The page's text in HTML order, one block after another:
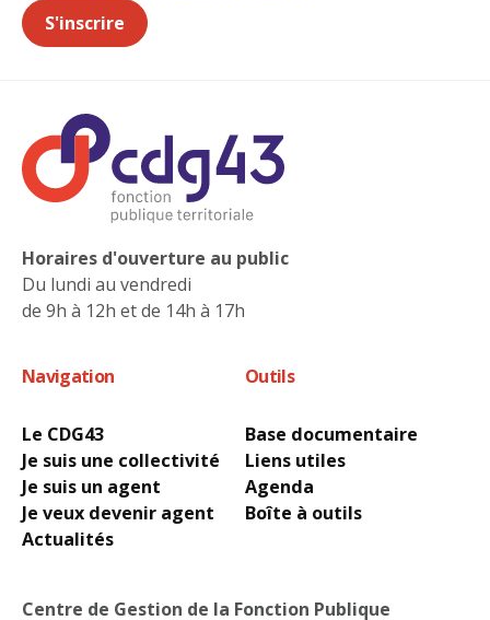
S'inscrire
Horaires d'ouverture au public
Du lundi au vendredi
de 9h à 12h et de 14h à 17h
Navigation
Le CDG43
Je suis une collectivité
Je suis un agent
Je veux devenir agent
Actualités
Outils
Base documentaire
Liens utiles
Agenda
Boîte à outils
Centre de Gestion de la Fonction Publique